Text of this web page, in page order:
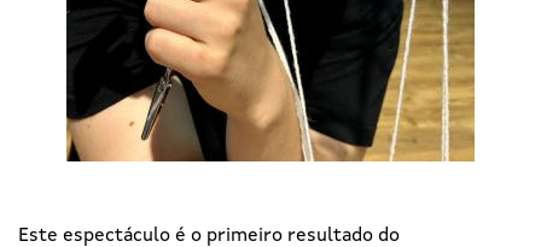
Este espectáculo é o primeiro resultado do